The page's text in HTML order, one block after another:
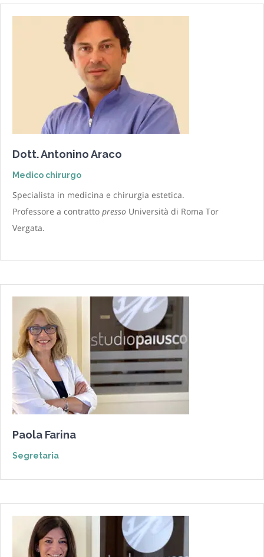
Dott. Antonino Araco
Medico chirurgo
Specialista in medicina e chirurgia estetica.
Professore a contratto pressoUniversità di Roma Tor
Vergata.
Paola Farina
Segretaria